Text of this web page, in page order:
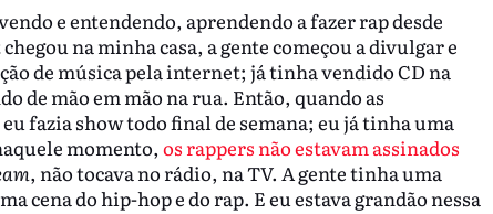
e entendendo, aprendendo a fazer rap desde
na minha casa, a gente começou a divulgar e
de música pela internet; já tinha vendido CD na
de mão em mão na rua. Então, quando as
fazia show todo final de semana; eu já tinha uma
momento, os rappers não estavam assinados
, não tocava no rádio, na TV. A gente tinha uma
cena do hip-hop e do rap. E eu estava grandão nessa